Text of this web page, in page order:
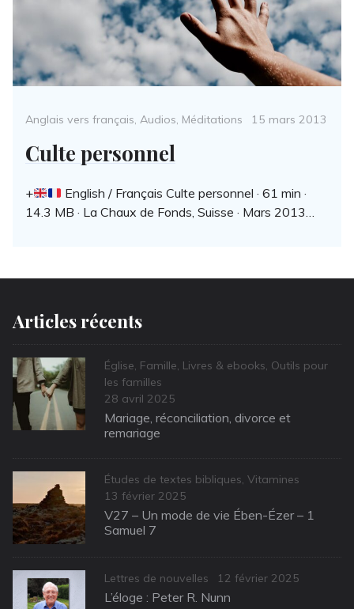
Categories
Anglais vers français, Audios, Méditations
Posted
15 mars 2013
Culte personnel
+
English / Français Culte personnel · 61 min ·
14.3 MB · La Chaux de Fonds, Suisse · Mars 2013…
Articles récents
Categories
Église, Famille, Livres & ebooks, Outils pour
les familles
Posted
on
28 avril 2025
Mariage, réconciliation, divorce et
remariage
Categories
Études de textes bibliques, Vitamines
Posted
on
13 février 2025
V27 – Un mode de vie Ében-Ézer – 1
Samuel 7
Categories
Lettres de nouvelles
Posted
on
12 février 2025
L’éloge : Peter R. Nunn